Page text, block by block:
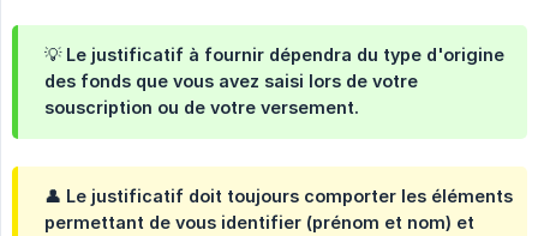
💡 Le justificatif à fournir dépendra du type d'origine
des fonds que vous avez saisi lors de votre
souscription ou de votre versement.
👤 Le justificatif doit toujours comporter les éléments
permettant de vous identifier (prénom et nom) et